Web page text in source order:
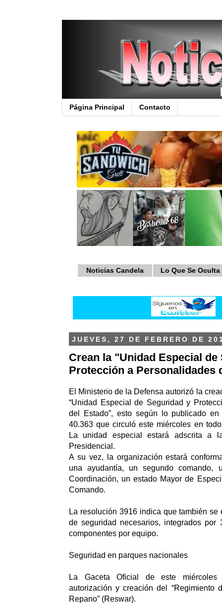
Página Principal Contacto
Noticias Candela Lo Que Se Oculta
JUEVES, 27 DE FEBRERO DE
Crean la "Unidad Especial de
Protección a Personalidades
El Ministerio de la Defensa autorizó la
“Unidad Especial de Seguridad y
del Estado”, esto según lo publicado
40.363 que circuló este miércoles en
La unidad especial estará adscrita a
Presidencial.
A su vez, la organización estará
una ayudantía, un segundo comando,
Coordinación, un estado Mayor de
Comando.
La resolución 3916 indica que también se
de seguridad necesarios, integrados
componentes por equipo.
Seguridad en parques nacionales
La Gaceta Oficial de este
autorización y creación del “Regimiento
Repano” (Reswar).